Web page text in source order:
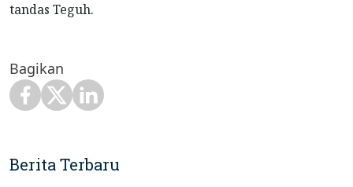
tandas Teguh.
Bagikan
Berita Terbaru